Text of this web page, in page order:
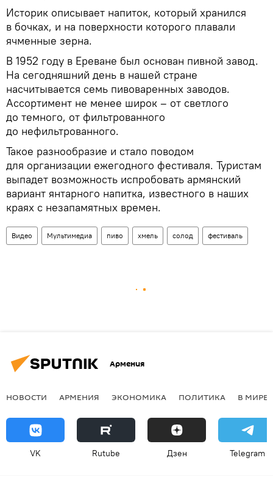
Историк описывает напиток, который хранился
в бочках, и на поверхности которого плавали
ячменные зерна.
В 1952 году в Ереване был основан пивной завод.
На сегодняшний день в нашей стране
насчитывается семь пивоваренных заводов.
Ассортимент не менее широк – от светлого
до темного, от фильтрованного
до нефильтрованного.
Такое разнообразие и стало поводом
для организации ежегодного фестиваля. Туристам
выпадет возможность испробовать армянский
вариант янтарного напитка, известного в наших
краях с незапамятных времен.
Видео Мультимедиа пиво хмель солод фестиваль
Армения
НОВОСТИ АРМЕНИЯ ЭКОНОМИКА ПОЛИТИКА В МИРЕ
VK Rutube Дзен Telegram